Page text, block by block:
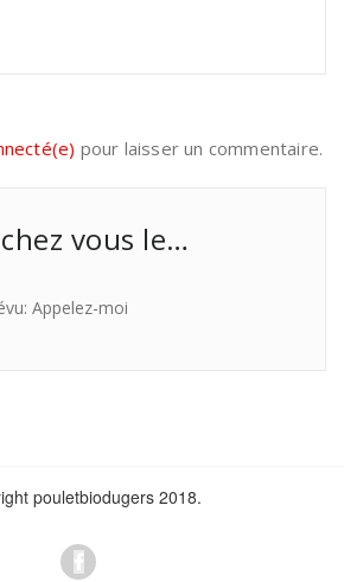
pour laisser un commentaire.
vous le…
Appelez-moi
pouletbiodugers 2018.